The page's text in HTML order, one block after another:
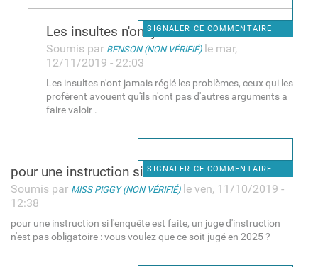
SIGNALER CE COMMENTAIRE
Les insultes n'ont jamais
Soumis par BENSON (NON VÉRIFIÉ)le mar,
12/11/2019 - 22:03
Les insultes n'ont jamais réglé les problèmes, ceux qui les
profèrent avouent qu'ils n'ont pas d'autres arguments a
faire valoir .
SIGNALER CE COMMENTAIRE
pour une instruction si l
Soumis par MISS PIGGY (NON VÉRIFIÉ)le ven, 11/10/2019 -
12:38
pour une instruction si l'enquête est faite, un juge d'instruction
n'est pas obligatoire : vous voulez que ce soit jugé en 2025 ?